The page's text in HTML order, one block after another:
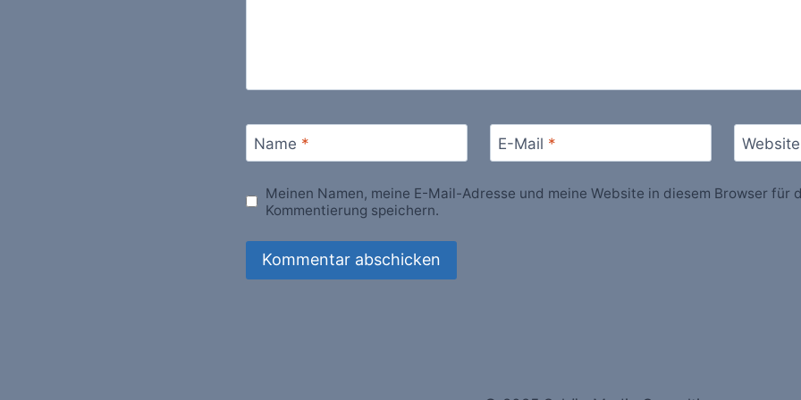
Name * E-Mail * Website
Meinen Namen, meine E-Mail-Adresse und meine Website in diesem Browser für
Kommentierung speichern.